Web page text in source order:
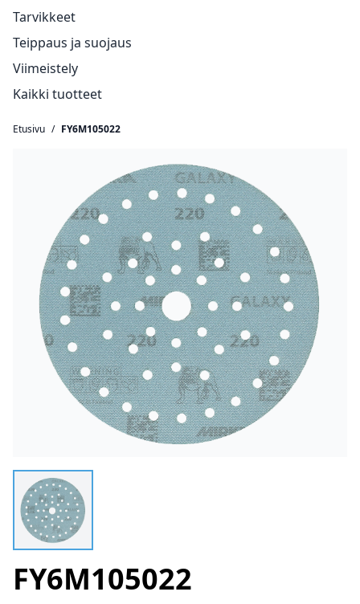
Tarvikkeet
Teippaus ja suojaus
Viimeistely
Kaikki tuotteet
Etusivu / FY6M105022
FY6M105022